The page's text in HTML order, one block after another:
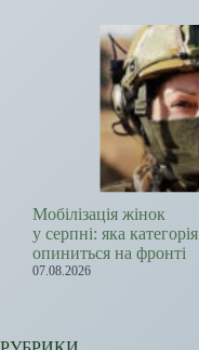
Мобілізація жінок
у серпні: яка категорія
опиниться на фронті
07.08.2026